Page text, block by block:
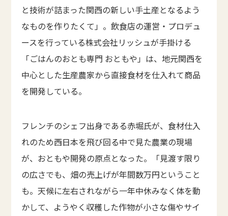
と技術が詰まった関西の新しい手土産となるよう
なものを作りたくて」。飲食店の運営・プロデュ
ースを行っている株式会社リッシュが手掛ける
「ごはんのおとも専門 おともや」は、地元関西を
中心とした生産農家から直接食材を仕入れて商品
を開発している。
フレンチのシェフ出身である赤堀氏が、食材仕入
れのため西日本を飛び回る中で見た農業の現場
が、おともや開発の原点となった。「見渡す限り
の広さでも、畑の売上げが年間数万円ということ
も。天候に左右されながら一年中休みなく体を動
かして、ようやく収穫した作物が小さな傷やサイ